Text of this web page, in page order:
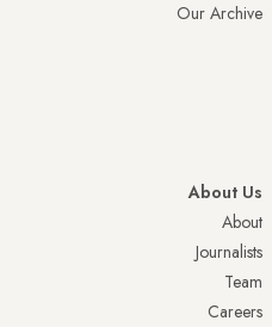
Our Archive
About Us
About
Journalists
Team
Careers